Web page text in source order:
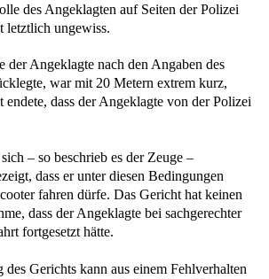
des Angeklagten auf Seiten der Polizei
letztlich ungewiss.
der Angeklagte nach den Angaben des
war mit 20 Metern extrem kurz,
endete, dass der Angeklagte von der Polizei
– so beschrieb es der Zeuge –
dass er unter diesen Bedingungen
fahren dürfe. Das Gericht hat keinen
dass der Angeklagte bei sachgerechter
fortgesetzt hätte.
Gerichts kann aus einem Fehlverhalten